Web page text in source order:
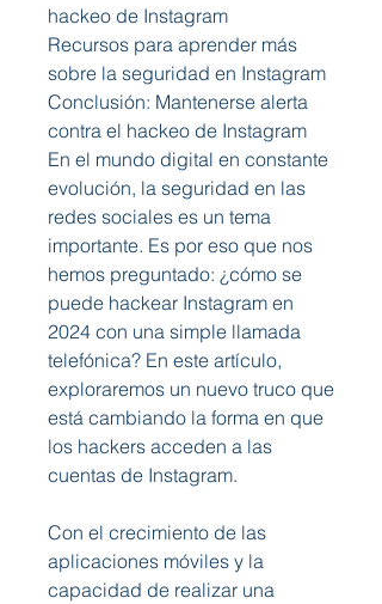
hackeo de Instagram
Recursos para aprender más
sobre la seguridad en Instagram
Conclusión: Mantenerse alerta
contra el hackeo de Instagram
En el mundo digital en constante
evolución, la seguridad en las
redes sociales es un tema
importante. Es por eso que nos
hemos preguntado: ¿cómo se
puede hackear Instagram en
2024 con una simple llamada
telefónica? En este artículo,
exploraremos un nuevo truco que
está cambiando la forma en que
los hackers acceden a las
cuentas de Instagram.
Con el crecimiento de las
aplicaciones móviles y la
capacidad de realizar una